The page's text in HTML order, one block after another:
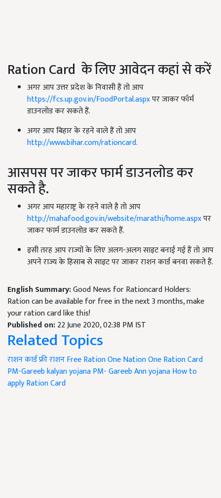
Ration Card के लिए आवेदन कहां से करें
अगर आप उत्तर प्रदेश के निवासी हैं तो आप
https://fcs.up.gov.in/FoodPortal.aspxपर जाकर फॉर्म
डाउनलोड कर सकते हैं.
अगर आप बिहार के रहने वाले हैं तो आप
http://www.bihar.com/rationcard.
आसपस पर जाकर फार्म डाउनलोड कर
सकते है.
अगर आप महाराष्ट्र के रहने वाले है तो आप
http://mahafood.gov.in/website/marathi/home.aspxपर
जाकर फार्म डाउनलोड कर सकते हैं.
इसी तरह आप राज्यों के लिए अलग-अलग साइट बनाई गई हैं तो आप
अपने राज्य के हिसाब से साइट पर जाकर राशन कार्ड बनवा सकते हैं.
English Summary:Good News for Rationcard Holders:
Ration can be available for free in the next 3 months, make
your ration card like this!
Published on:22 June 2020, 02:38 PM IST
Related Topics
राशन कार्डफ्री राशनFree RationOne Nation One Ration Card
PM-Gareeb kalyan yojanaPM- Gareeb Ann yojanaHow to
apply Ration Card